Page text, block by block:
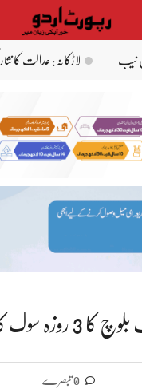
کراچی: انٹرمیڈیٹ آرٹس ریگولر 12ویں جماعت کے نتائج کا اعلان، سرکاری کالج کا طالبعلم پوزیشن ہولڈرز میں شامل
سوگ کا اعلان
0 تبصرے